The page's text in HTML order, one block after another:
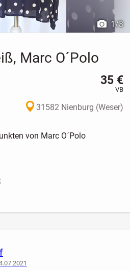
1/3
Marc O´Polo
35 €
VB
31582 Nienburg (Weser)
von Marc O´Polo